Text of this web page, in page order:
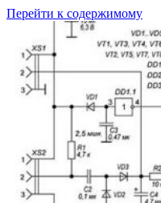
Перейти к содержимому